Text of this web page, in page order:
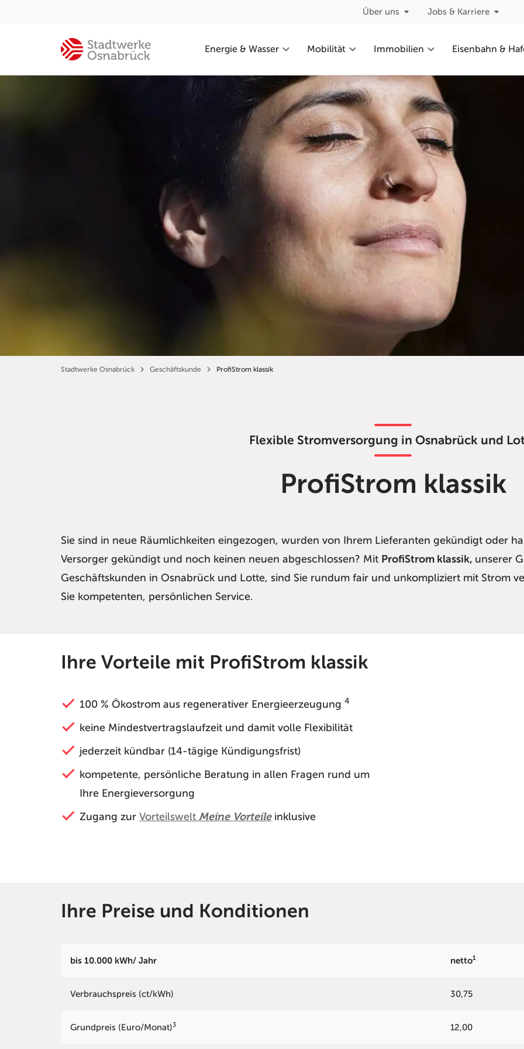
Über uns Jobs & Karriere
Energie & Wasser Mobilität Immobilien Eisenbahn &
Stadtwerke Osnabrück Geschäftskunde ProfiStrom klassik
Flexible Stromversorgung in Osnabrück und
ProfiStrom klassik
Sie sind in neue Räumlichkeiten eingezogen, wurden von Ihrem Lieferanten gekündigt oder
Versorger gekündigt und noch keinen neuen abgeschlossen? Mit ProfiStrom klassik, unserer
Geschäftskunden in Osnabrück und Lotte, sind Sie rundum fair und unkompliziert mit Strom
Sie kompetenten, persönlichen Service.
Ihre Vorteile mit ProfiStrom klassik
100 % Ökostrom aus regenerativer Energieerzeugung 4
keine Mindestvertragslaufzeit und damit volle Flexibilität
jederzeit kündbar (14-tägige Kündigungsfrist)
kompetente, persönliche Beratung in allen Fragen rund um
Ihre Energieversorgung
Zugang zur Vorteilswelt Meine Vorteileinklusive
Ihre Preise und Konditionen
bis 10.000 kWh/ Jahr netto1
Verbrauchspreis (ct/kWh) 30,75
Grundpreis (Euro/Monat)3 12,00